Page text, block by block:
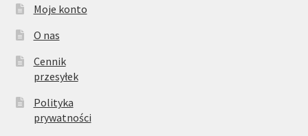
Moje konto
O nas
Cennik
przesyłek
Polityka
prywatności